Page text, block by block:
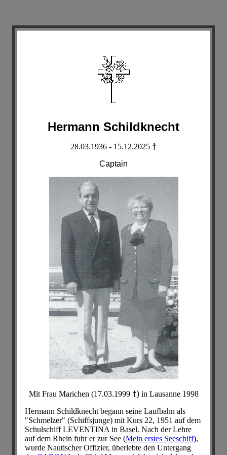
Hermann Schildknecht
28.03.1936 - 15.12.2025 †
Captain
Mit Frau Marichen (17.03.1999 †) in Lausanne 1998
Hermann Schildknecht begann seine Laufbahn als
"Schmelzer" (Schiffsjunge) mit Kurs 22, 1951 auf dem
Schulschiff LEVENTINA in Basel. Nach der Lehre
auf dem Rhein fuhr er zur See (Mein erstes Seeschiff),
wurde Nautischer Offizier, überlebte den Untergang